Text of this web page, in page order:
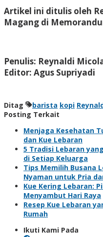
Artikel ini ditulis oleh
Magang di
Penulis: Reynaldi
Editor: Agus Supriyadi
Ditag barista kopi
Posting Terkait
Menjaga Kesehatan
dan Kue Lebaran
5 Tradisi Lebaran
di Setiap Keluarga
Tips Memilih Busana
Nyaman untuk Pria
Kue Kering Lebaran:
Menyambut Hari Raya
Resep Kue Lebaran
Rumah
Ikuti Kami Pada